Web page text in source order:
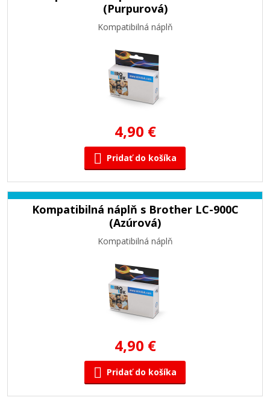
(Purpurová)
Kompatibilná náplň
4,90 €
Pridať do košíka
Kompatibilná náplň s Brother LC-900C
(Azúrová)
Kompatibilná náplň
4,90 €
Pridať do košíka